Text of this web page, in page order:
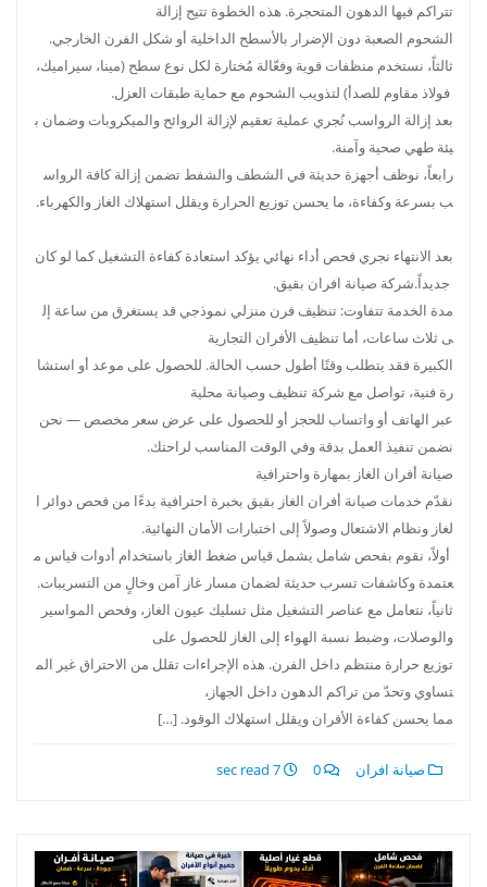
تتراكم فيها الدهون المتحجرة. هذه الخطوة تتيح إزالة
الشحوم الصعبة دون الإضرار بالأسطح الداخلية أو شكل الفرن الخارجي.
ثالثاً، نستخدم منظفات قوية وفعّالة مُختارة لكل نوع سطح (مينا، سيراميك،
فولاذ مقاوم للصدأ) لتذويب الشحوم مع حماية طبقات العزل.
بعد إزالة الرواسب نُجري عملية تعقيم لإزالة الروائح والميكروبات وضمان ب
يئة طهي صحية وآمنة.
رابعاً، نوظف أجهزة حديثة في الشطف والشفط تضمن إزالة كافة الرواس
ب بسرعة وكفاءة، ما يحسن توزيع الحرارة ويقلل استهلاك الغاز والكهرباء.
بعد الانتهاء نجري فحص أداء نهائي يؤكد استعادة كفاءة التشغيل كما لو كان
جديداً.شركة صيانة افران بقيق.
مدة الخدمة تتفاوت: تنظيف فرن منزلي نموذجي قد يستغرق من ساعة إل
ى ثلاث ساعات، أما تنظيف الأفران التجارية
الكبيرة فقد يتطلب وقتًا أطول حسب الحالة. للحصول على موعد أو استشا
رة فنية، تواصل مع شركة تنظيف وصيانة محلية
عبر الهاتف أو واتساب للحجز أو للحصول على عرض سعر مخصص — نحن
نضمن تنفيذ العمل بدقة وفي الوقت المناسب لراحتك.
صيانة أفران الغاز بمهارة واحترافية
نقدّم خدمات صيانة أفران الغاز بقيق بخبرة احترافية بدءًا من فحص دوائر ا
لغاز ونظام الاشتعال وصولاً إلى اختبارات الأمان النهائية.
أولاً، نقوم بفحص شامل يشمل قياس ضغط الغاز باستخدام أدوات قياس م
عتمدة وكاشفات تسرب حديثة لضمان مسار غاز آمن وخالٍ من التسريبات.
ثانياً، نتعامل مع عناصر التشغيل مثل تسليك عيون الغاز، وفحص المواسير
والوصلات، وضبط نسبة الهواء إلى الغاز للحصول على
توزيع حرارة منتظم داخل الفرن. هذه الإجراءات تقلل من الاحتراق غير الم
تساوي وتحدّ من تراكم الدهون داخل الجهاز،
مما يحسن كفاءة الأفران ويقلل استهلاك الوقود. […]
صيانة افران